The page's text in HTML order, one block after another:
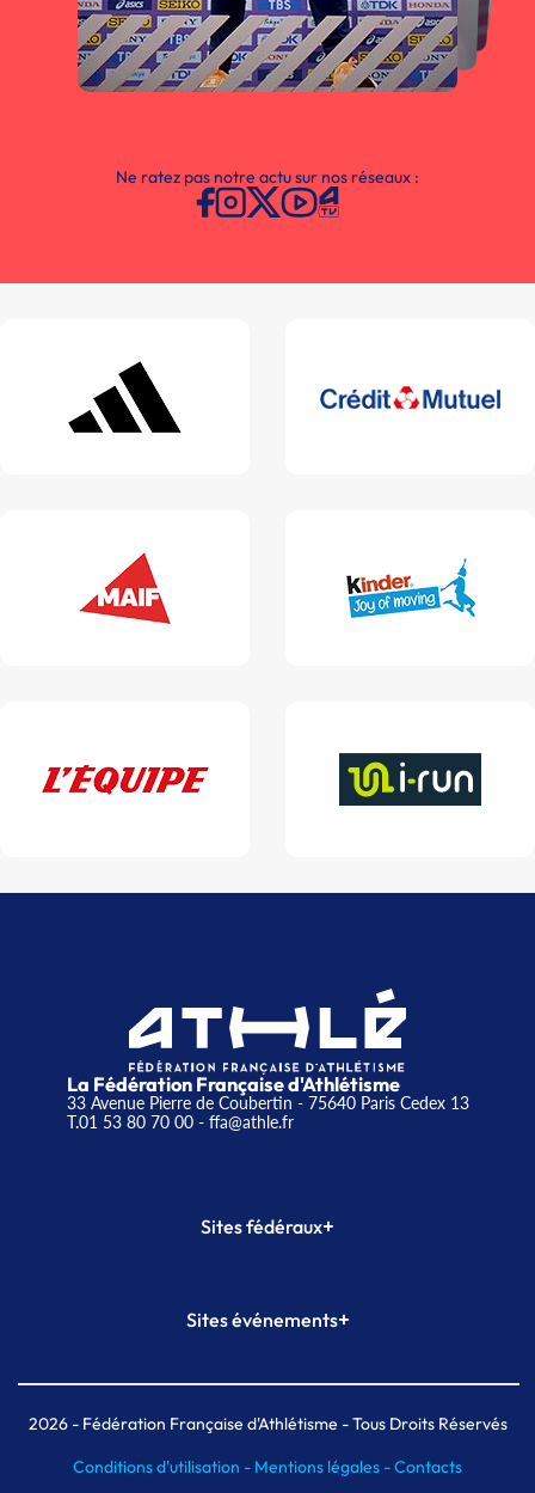
Ne ratez pas notre actu sur nos réseaux :
La Fédération Française d'Athlétisme
33 Avenue Pierre de Coubertin - 75640 Paris Cedex 13
T.01 53 80 70 00- ffa@athle.fr
Sites fédéraux+
Plateforme Formation
Sites événements+
Meeting de Paris indoor
MAIF Ekiden de Paris
2026- Fédération Française d'Athlétisme - Tous Droits Réservés
Conditions d'utilisation - Mentions légales -Contacts